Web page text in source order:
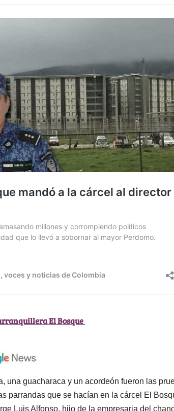
El Bosque
una guacharaca y un acordeón fueron las
parrandas que se hacían en la cárcel El
Luis Alfonso, hijo de la empresaria del